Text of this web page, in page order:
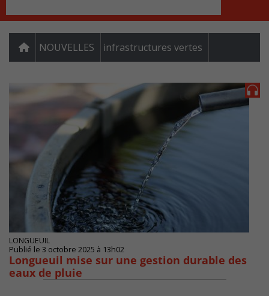
NOUVELLES infrastructures vertes
LONGUEUIL
Publié le 3 octobre 2025 à 13h02
Longueuil mise sur une gestion durable des
eaux de pluie